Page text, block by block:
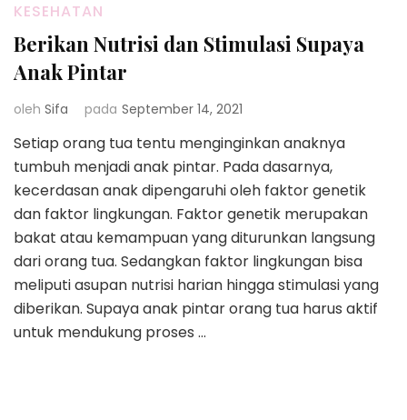
KESEHATAN
Berikan Nutrisi dan Stimulasi Supaya
Anak Pintar
oleh Sifa pada September 14, 2021
Setiap orang tua tentu menginginkan anaknya
tumbuh menjadi anak pintar. Pada dasarnya,
kecerdasan anak dipengaruhi oleh faktor genetik
dan faktor lingkungan. Faktor genetik merupakan
bakat atau kemampuan yang diturunkan langsung
dari orang tua. Sedangkan faktor lingkungan bisa
meliputi asupan nutrisi harian hingga stimulasi yang
diberikan. Supaya anak pintar orang tua harus aktif
untuk mendukung proses …